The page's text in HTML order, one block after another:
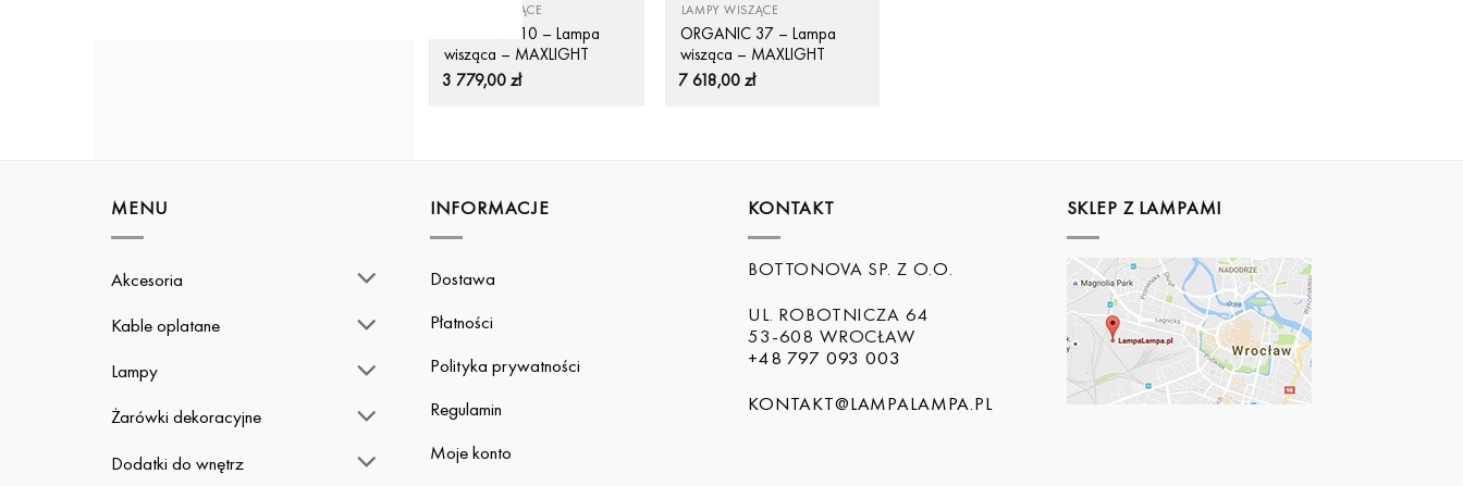
LAMPY WISZĄCE
ORGANIC 10 – Lampa
wisząca – MAXLIGHT
3 779,00 zł
LAMPY WISZĄCE
ORGANIC 37 – Lampa
wisząca – MAXLIGHT
7 618,00 zł
MENU
Akcesoria
Kable oplatane
Lampy
Żarówki dekoracyjne
Dodatki do wnętrz
INFORMACJE
Dostawa
Płatności
Polityka prywatności
Regulamin
Moje konto
KONTAKT
BOTTONOVA SP. Z O.O.
UL. ROBOTNICZA 64
53-608 WROCŁAW
+48 797 093 003
KONTAKT@LAMPALAMPA.PL
SKLEP Z LAMPAMI